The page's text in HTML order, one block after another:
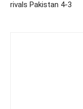
rivals Pakistan 4-3